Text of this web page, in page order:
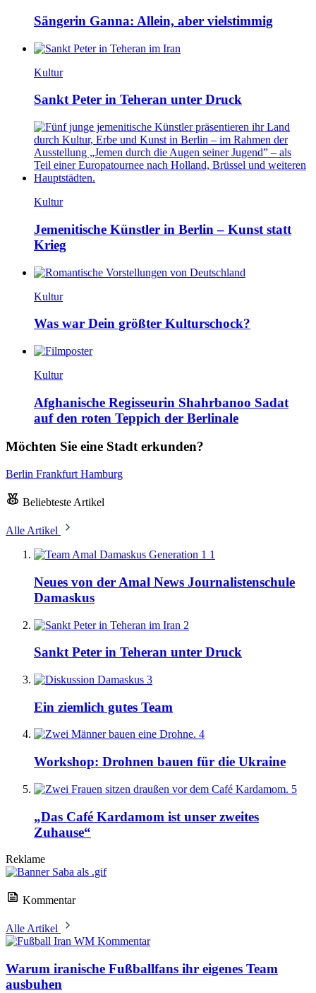
Sängerin Ganna: Allein, aber vielstimmig
Kultur
Sankt Peter in Teheran unter Druck
Kultur
Jemenitische Künstler in Berlin – Kunst statt
Krieg
Kultur
Was war Dein größter Kulturschock?
Kultur
Afghanische Regisseurin Shahrbanoo Sadat
auf den roten Teppich der Berlinale
Möchten Sie eine Stadt erkunden?
Berlin Frankfurt Hamburg
Beliebteste Artikel
Alle Artikel
1
Neues von der Amal News Journalistenschule
Damaskus
2
Sankt Peter in Teheran unter Druck
3
Ein ziemlich gutes Team
4
Workshop: Drohnen bauen für die Ukraine
5
„Das Café Kardamom ist unser zweites
Zuhause“
Reklame
Kommentar
Alle Artikel
Kommentar
Warum iranische Fußballfans ihr eigenes Team
ausbuhen